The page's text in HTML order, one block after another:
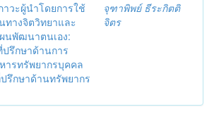
วะผู้นำโดยการใช้
ทางจิตวิทยาและ
นพัฒนาตนเอง:
รึกษาด้านการ
ารทรัพยากรบุคคล
รึกษาด้านทรัพยากร
จุฑาพิพย์ ธีระกิตติ
จิตร